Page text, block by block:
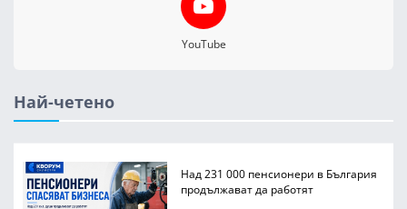
YouTube
Най-четено
Над 231 000 пенсионери в България
продължават да работят